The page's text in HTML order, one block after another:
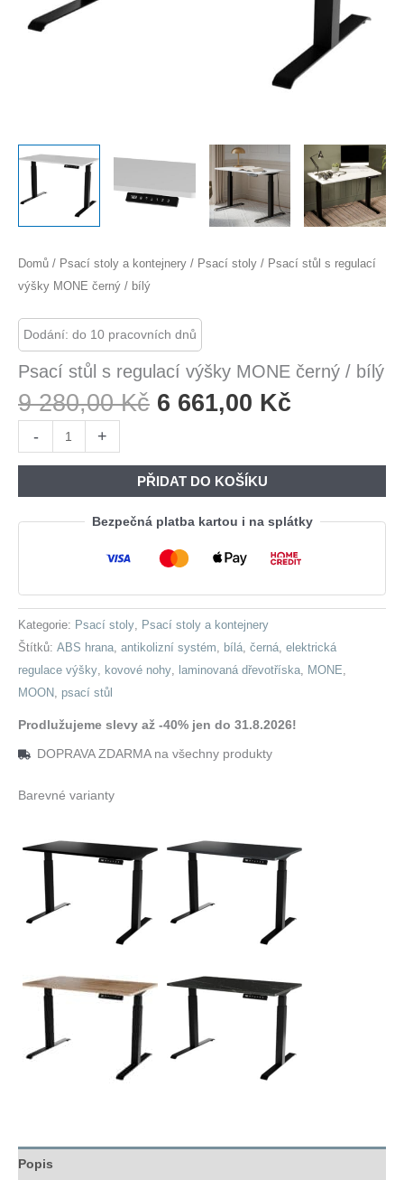
Domů / Psací stoly a kontejnery / Psací stoly / Psací stůl s regulací
výšky MONE černý / bílý
Dodání: do 10 pracovních dnů
Psací stůl s regulací výšky MONE černý / bílý
9 280,00Kč Původní
9
280,00 Kč.
6 661,00 Kč
661,00
-
stůl
regulací
výšky
bílý
množství
+
PŘIDAT DO KOŠÍKU
Bezpečná platba kartou i na splátky
Kategorie: Psací stoly, Psací stoly a kontejnery
Štítků: ABS hrana, antikolizní systém, bílá, černá, elektrická
regulace výšky, kovové nohy, laminovaná dřevotříska, MONE,
MOON, psací stůl
Prodlužujeme slevy až -40% jen do 31.8.2026!
DOPRAVA ZDARMA na všechny produkty
Barevné varianty
Popis